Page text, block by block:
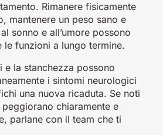
Rimanere fisicamente
mantenere un peso sano e
sonno e all’umore possono
le funzioni a lungo termine.
e la stanchezza possono
i sintomi neurologici
una nuova ricaduta. Se noti
chiaramente e
parlane con il team che ti